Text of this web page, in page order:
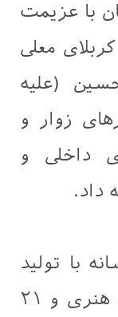
با عزیمت
معلی
(علیه
زوار و
داخلی و
داد.
با تولید
۳۳۵ ویدیوی کوتاه خبری و هنری و ۲۱